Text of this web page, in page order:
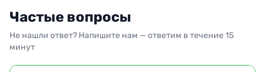
Частые вопросы
Не нашли ответ? Напишите нам — ответим в течение 15
минут